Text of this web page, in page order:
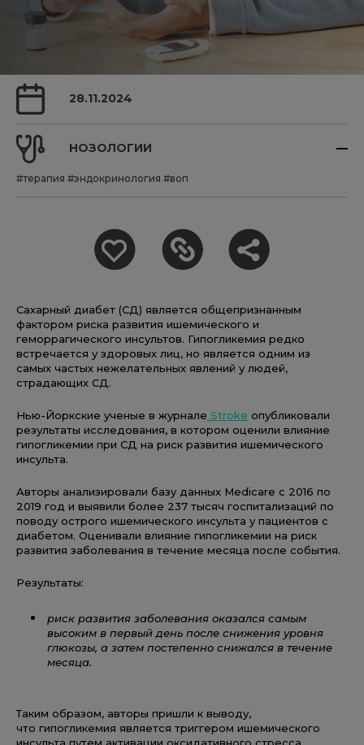
28.11.2024
НОЗОЛОГИИ
#терапия #эндокринология #воп
Сахарный диабет (СД) является общепризнанным
фактором риска развития ишемического и
геморрагического инсультов. Гипогликемия редко
встречается у здоровых лиц, но является одним из
самых частых нежелательных явлений у людей,
страдающих СД.
Нью-Йоркские ученые в журнале Stroke опубликовали
результаты исследования, в котором оценили влияние
гипогликемии при СД на риск развития ишемического
инсульта.
Авторы анализировали базу данных Medicare с 2016 по
2019 год и выявили более 237 тысяч госпитализаций по
поводу острого ишемического инсульта у пациентов с
диабетом. Оценивали влияние гипогликемии на риск
развития заболевания в течение месяца после события.
Результаты:
риск развития заболевания оказался самым
высоким в первый день после снижения уровня
глюкозы, а затем постепенно снижался в течение
месяца.
Таким образом, авторы пришли к выводу,
что гипогликемия является триггером ишемического
инсульта путем активации оксидативного стресса,